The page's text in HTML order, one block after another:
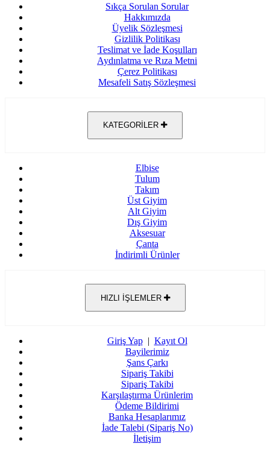
Sıkça Sorulan Sorular
Hakkımızda
Üyelik Sözleşmesi
Gizlilik Politikası
Teslimat ve İade Koşulları
Aydınlatma ve Rıza Metni
Çerez Politikası
Mesafeli Satış Sözleşmesi
KATEGORİLER
Elbise
Tulum
Takım
Üst Giyim
Alt Giyim
Dış Giyim
Aksesuar
Çanta
İndirimli Ürünler
HIZLI İŞLEMLER
Giriş Yap| Kayıt Ol
Bayilerimiz
Şans Çarkı
Sipariş Takibi
Sipariş Takibi
Karşılaştırma Ürünlerim
Ödeme Bildirimi
Banka Hesaplarımız
İade Talebi (Sipariş No)
İletişim